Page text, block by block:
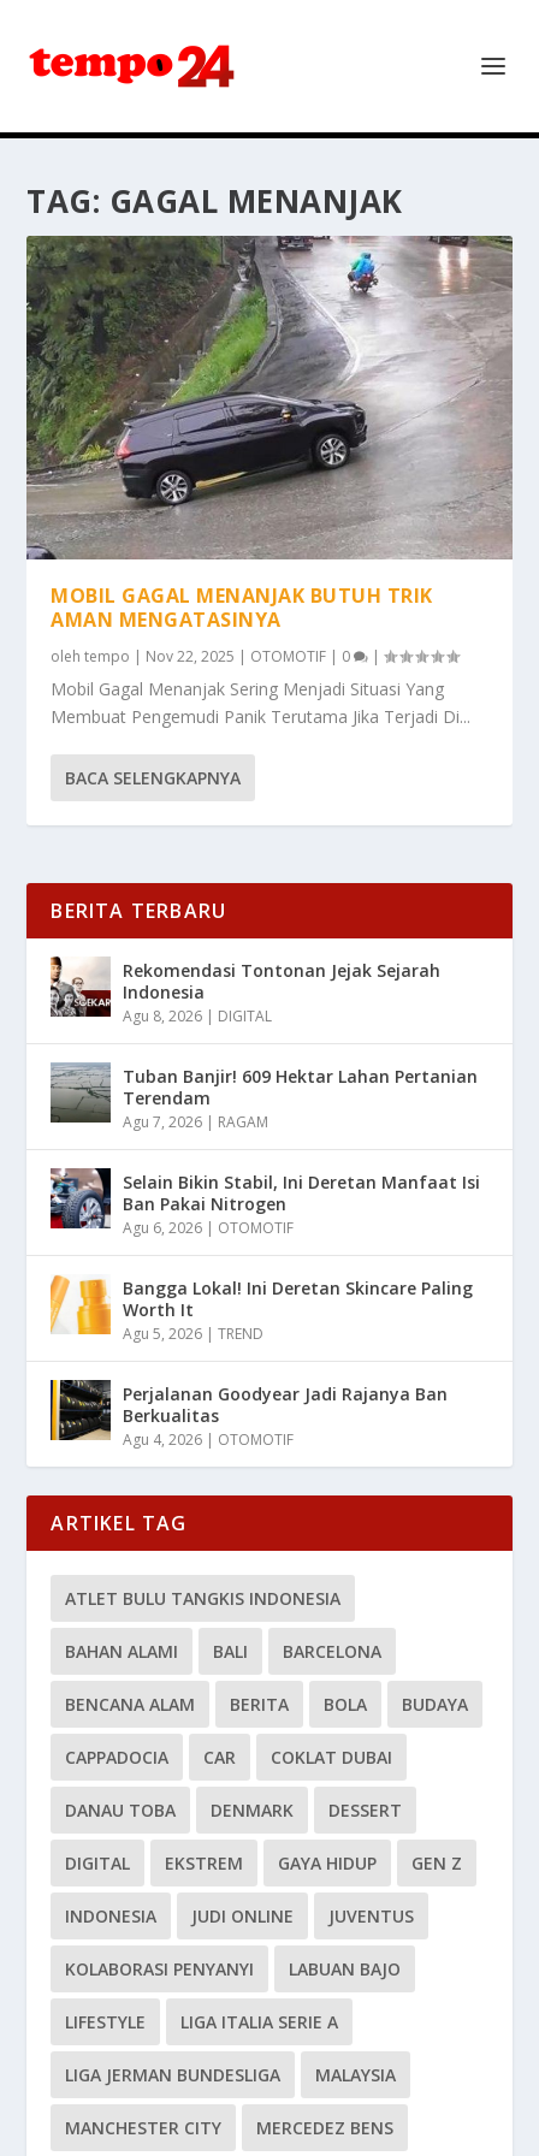
TAG: GAGAL MENANJAK
MOBIL GAGAL MENANJAK BUTUH TRIK
AMAN MENGATASINYA
olehtempo | Nov 22, 2025 | OTOMOTIF | 0 |
Mobil Gagal Menanjak Sering Menjadi Situasi Yang
Membuat Pengemudi Panik Terutama Jika Terjadi Di...
BACA SELENGKAPNYA
BERITA TERBARU
Rekomendasi Tontonan Jejak Sejarah
Indonesia
Agu 8, 2026 | DIGITAL
Tuban Banjir! 609 Hektar Lahan Pertanian
Terendam
Agu 7, 2026 | RAGAM
Selain Bikin Stabil, Ini Deretan Manfaat Isi
Ban Pakai Nitrogen
Agu 6, 2026 | OTOMOTIF
Bangga Lokal! Ini Deretan Skincare Paling
Worth It
Agu 5, 2026 |TREND
Perjalanan Goodyear Jadi Rajanya Ban
Berkualitas
Agu 4, 2026 | OTOMOTIF
ARTIKEL TAG
ATLET BULU TANGKIS INDONESIA
BAHAN ALAMI BALI BARCELONA
BENCANA ALAM BERITA BOLA BUDAYA
CAPPADOCIA CAR COKLAT DUBAI
DANAU TOBA DENMARK DESSERT
DIGITAL EKSTREM GAYA HIDUP GEN Z
INDONESIA JUDI ONLINE JUVENTUS
KOLABORASI PENYANYI LABUAN BAJO
LIFESTYLE LIGA ITALIA SERIE A
LIGA JERMAN BUNDESLIGA MALAYSIA
MANCHESTER CITY MERCEDEZ BENS